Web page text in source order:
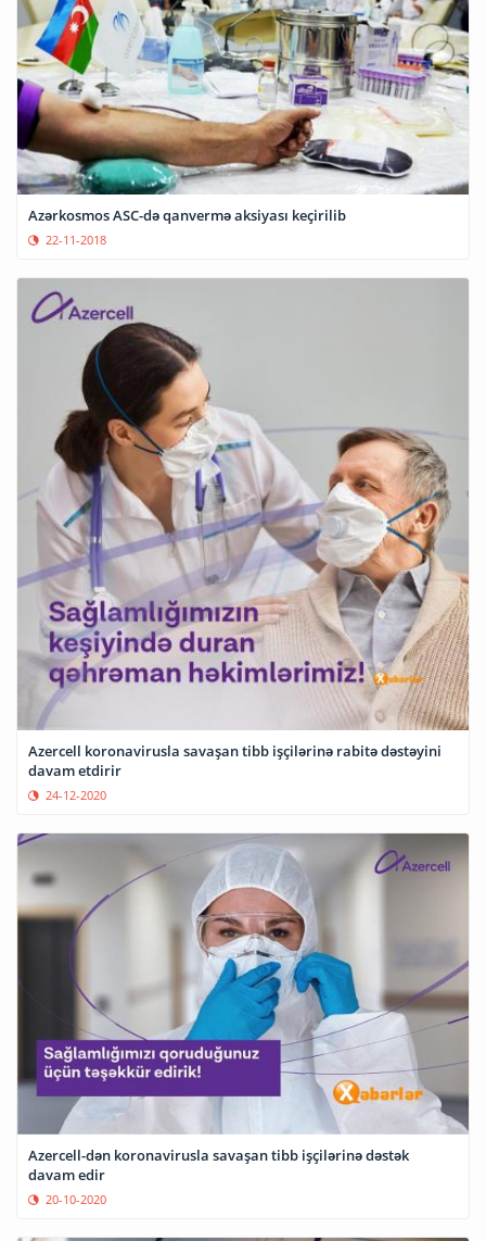
Azərkosmos ASC-də qanvermə aksiyası keçirilib
22-11-2018
Azercell koronavirusla savaşan tibb işçilərinə rabitə dəstəyini
davam etdirir
24-12-2020
Azercell-dən koronavirusla savaşan tibb işçilərinə dəstək
davam edir
20-10-2020